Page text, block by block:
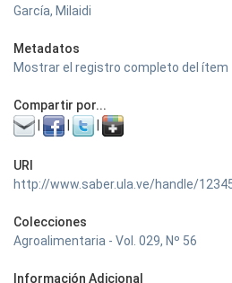
García, Milaidi
Metadatos
Mostrar el registro completo del ítem
Compartir por...
URI
http://www.saber.ula.ve/handle/
Colecciones
Agroalimentaria - Vol. 029, Nº 56
Información Adicional